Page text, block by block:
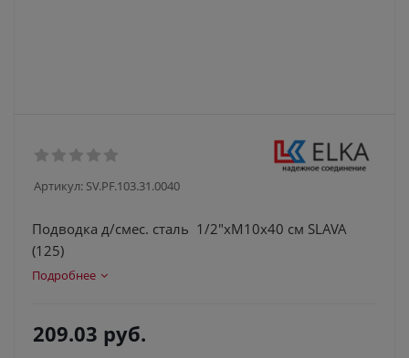
Артикул: SV.PF.103.31.0040
Подводка д/смес. сталь 1/2"xM10x40 см SLAVA
(125)
Подробнее
209.03 руб.